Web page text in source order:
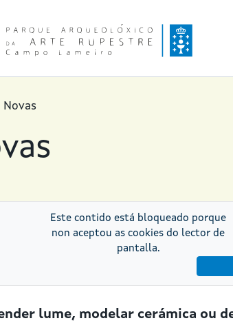
Novas
Este contido está bloqueado porque
non aceptou as cookies do lector de
pantalla.
lume, modelar cerámica ou